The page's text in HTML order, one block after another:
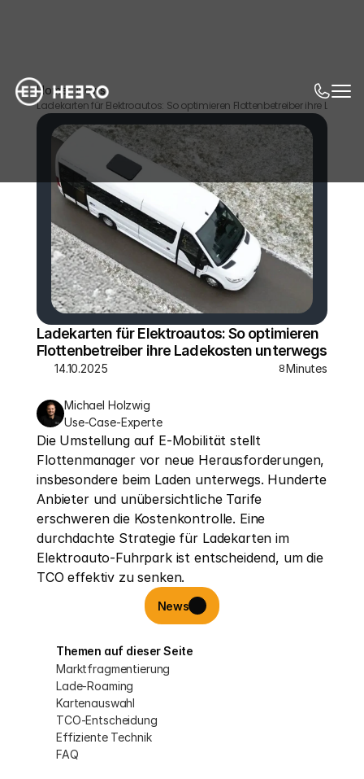
Home News
Ladekarten für Elektroautos: So optimieren Flottenbetreiber ihre
Ladekarten für Elektroautos: So optimieren
Flottenbetreiber ihre Ladekosten unterwegs
14.10.2025 8Minutes
Michael Holzwig
Use-Case-Experte
Die Umstellung auf E-Mobilität stellt
Flottenmanager vor neue Herausforderungen,
insbesondere beim Laden unterwegs. Hunderte
Anbieter und unübersichtliche Tarife
erschweren die Kostenkontrolle. Eine
durchdachte Strategie für Ladekarten im
Elektroauto-Fuhrpark ist entscheidend, um die
TCO effektiv zu senken.
News
Themen auf dieser Seite
Marktfragmentierung
Lade-Roaming
Kartenauswahl
TCO-Entscheidung
Effiziente Technik
FAQ